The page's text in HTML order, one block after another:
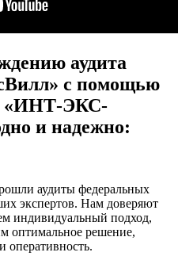
аудита
с помощью
«ИНТ-ЭКС-
и надежно:
аудиты федеральных
экспертов. Нам доверяют
индивидуальный подход,
оптимальное решение,
оперативность.